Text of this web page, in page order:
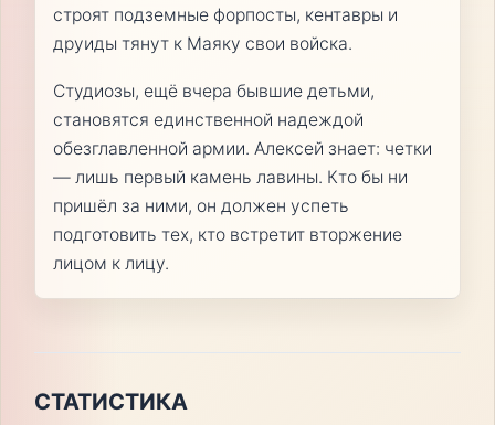
строят подземные форпосты, кентавры и
друиды тянут к Маяку свои войска.
Студиозы, ещё вчера бывшие детьми,
становятся единственной надеждой
обезглавленной армии. Алексей знает: четки
— лишь первый камень лавины. Кто бы ни
пришёл за ними, он должен успеть
подготовить тех, кто встретит вторжение
лицом к лицу.
СТАТИСТИКА